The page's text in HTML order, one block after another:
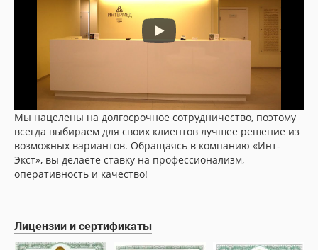
Мы нацелены на долгосрочное сотрудничество, поэтому
всегда выбираем для своих клиентов лучшее решение из
возможных вариантов. Обращаясь в компанию «Инт-
Экст», вы делаете ставку на профессионализм,
оперативность и качество!
Лицензии и сертификаты